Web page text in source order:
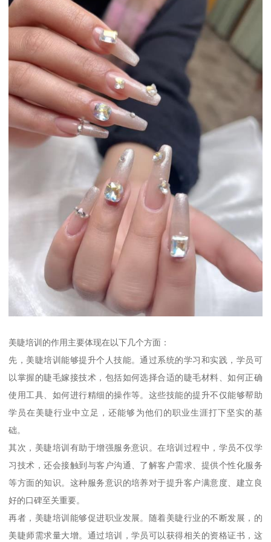
美睫培训的作用主要体现在以下几个方面：
先，美睫培训能够提升个人技能。通过系统的学习和实践，学员可
以掌握的睫毛嫁接技术，包括如何选择合适的睫毛材料、如何正确
使用工具、如何进行精细的操作等。这些技能的提升不仅能够帮助
学员在美睫行业中立足，还能够为他们的职业生涯打下坚实的基
础。
其次，美睫培训有助于增强服务意识。在培训过程中，学员不仅学
习技术，还会接触到与客户沟通、了解客户需求、提供个性化服务
等方面的知识。这种服务意识的培养对于提升客户满意度、建立良
好的口碑至关重要。
再者，美睫培训能够促进职业发展。随着美睫行业的不断发展，的
美睫师需求量大增。通过培训，学员可以获得相关的资格证书，这